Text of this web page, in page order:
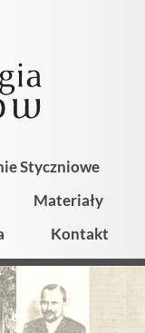
Styczniowe
Materiały
Kontakt